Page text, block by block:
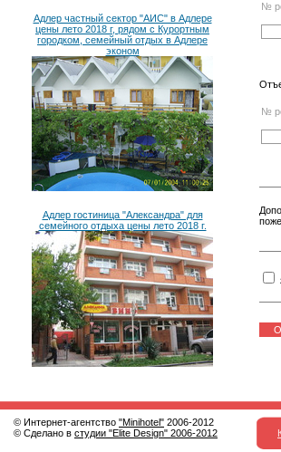
Адлер частный сектор "АИС" в Адлере
цены лето 2018 г, рядом с Курортным
городком, семейный отдых в Адлере
эконом
Адлер гостиница "Александра" для
семейного отдыха цены лето 2018 г.
№
№
© Интернет-агентство "Minihotel" 2006-2012
© Сделано в студии "Elite Design" 2006-2012